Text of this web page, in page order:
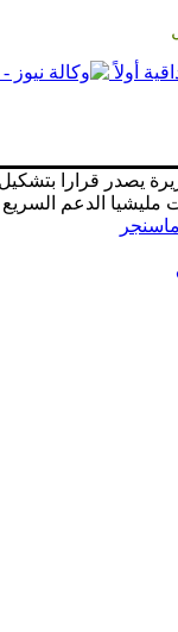
يصدر قرارا بتشكيل
مليشيا الدعم
ماسنجر